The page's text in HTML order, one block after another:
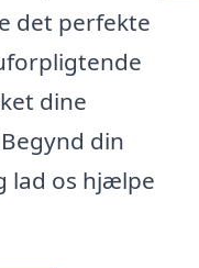
det perfekte
dine
din
lad os hjælpe